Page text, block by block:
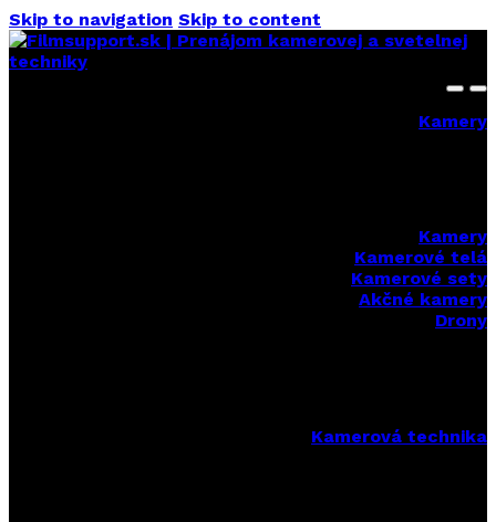
Skip to navigation Skip to content
Kamery
Kamery
Kamerové telá
Kamerové sety
Akčné kamery
Drony
Kamerová technika